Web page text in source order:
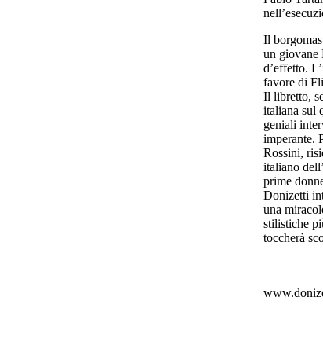
Il
un giovane
d’effetto.
favore di
Il libretto,
italiana sul
geniali
imperante.
Rossini,
italiano
prime
Donizetti
una
stilistiche
toccherà